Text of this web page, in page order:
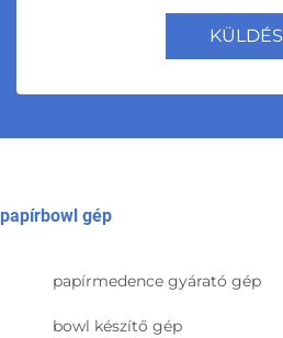
KÜLDÉS
papírbowl gép
papírmedence gyárató gép
bowl készítő gép